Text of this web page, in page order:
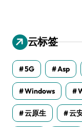
云标签
5G Asp
Windows
云原生 云